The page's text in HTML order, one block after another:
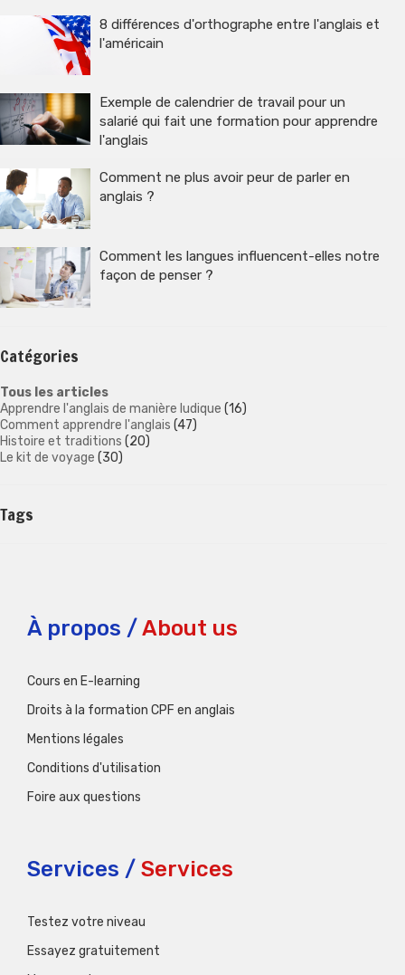
8 différences d'orthographe entre l'anglais et
l'américain
Exemple de calendrier de travail pour un
salarié qui fait une formation pour apprendre
l'anglais
Comment ne plus avoir peur de parler en
anglais ?
Comment les langues influencent-elles notre
façon de penser ?
Catégories
Tous les articles
Apprendre l'anglais de manière ludique (16)
Comment apprendre l'anglais (47)
Histoire et traditions (20)
Le kit de voyage (30)
Tags
À propos / About us
Cours en E-learning
Droits à la formation CPF en anglais
Mentions légales
Conditions d'utilisation
Foire aux questions
Services / Services
Testez votre niveau
Essayez gratuitement